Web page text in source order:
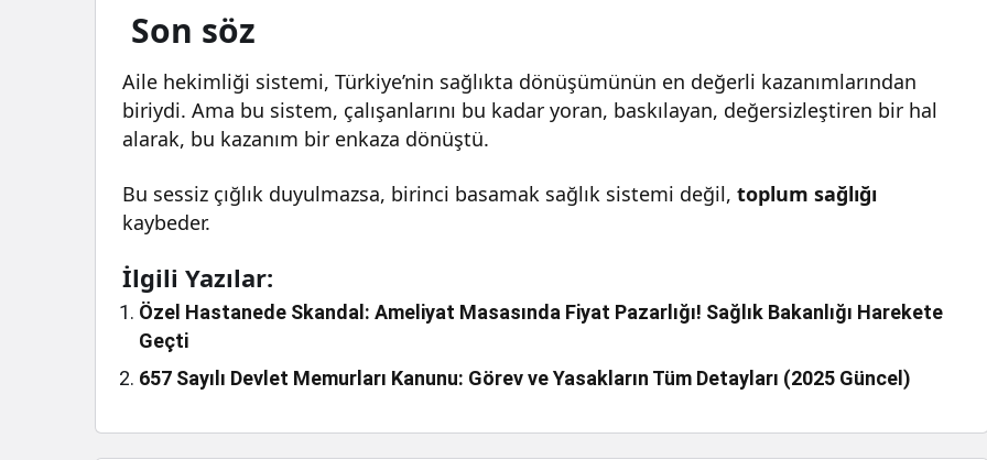
Son söz
Aile hekimliği sistemi, Türkiye’nin sağlıkta dönüşümünün en değerli kazanımlarından
biriydi. Ama bu sistem, çalışanlarını bu kadar yoran, baskılayan, değersizleştiren bir hal
alarak, bu kazanım bir enkaza dönüştü.
Bu sessiz çığlık duyulmazsa, birinci basamak sağlık sistemi değil,toplum sağlığı
kaybeder.
İlgili Yazılar:
Özel Hastanede Skandal: Ameliyat Masasında Fiyat Pazarlığı! Sağlık Bakanlığı Harekete
Geçti
657 Sayılı Devlet Memurları Kanunu: Görev ve Yasakların Tüm Detayları (2025 Güncel)